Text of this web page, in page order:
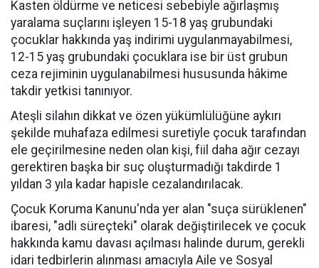
Kasten öldürme ve neticesi sebebiyle ağırlaşmış
yaralama suçlarını işleyen 15-18 yaş grubundaki
çocuklar hakkında yaş indirimi uygulanmayabilmesi,
12-15 yaş grubundaki çocuklara ise bir üst grubun
ceza rejiminin uygulanabilmesi hususunda hâkime
takdir yetkisi tanınıyor.
Ateşli silahın dikkat ve özen yükümlülüğüne aykırı
şekilde muhafaza edilmesi suretiyle çocuk tarafından
ele geçirilmesine neden olan kişi, fiil daha ağır cezayı
gerektiren başka bir suç oluşturmadığı takdirde 1
yıldan 3 yıla kadar hapisle cezalandırılacak.
Çocuk Koruma Kanunu'nda yer alan "suça sürüklenen"
ibaresi, "adli süreçteki" olarak değiştirilecek ve çocuk
hakkında kamu davası açılması halinde durum, gerekli
idari tedbirlerin alınması amacıyla Aile ve Sosyal